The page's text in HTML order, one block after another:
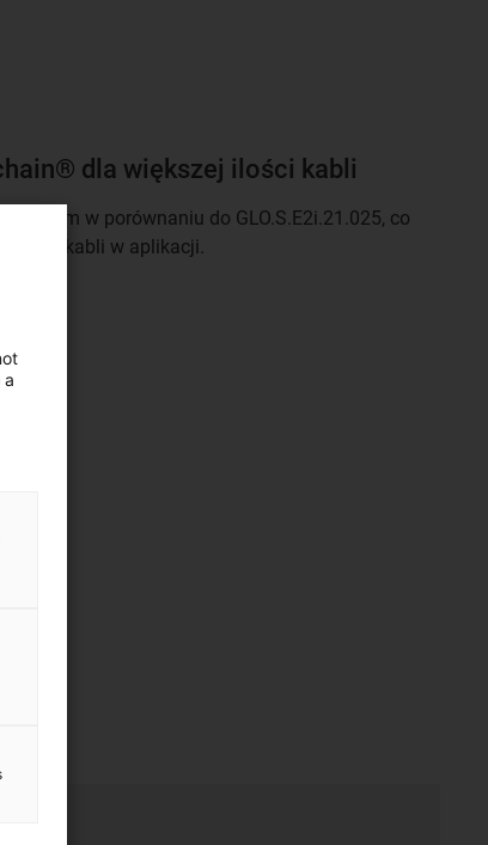
dla większej ilości kabli
13 mm w porównaniu do GLO.S.E2i.21.025, co
ilości kabli w aplikacji.
a